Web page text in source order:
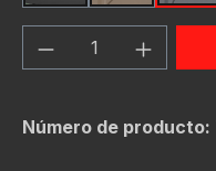
Cantidad del
Número de producto: